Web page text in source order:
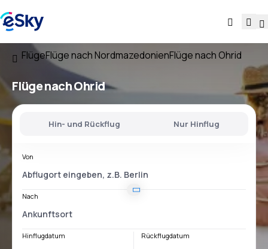
FlügeFlüge nach NordmazedonienFlüge nach Ohrid
Flüge nach Ohrid
Hin- und Rückflug Nur Hinflug
Von
Nach
Hinflugdatum Rückflugdatum